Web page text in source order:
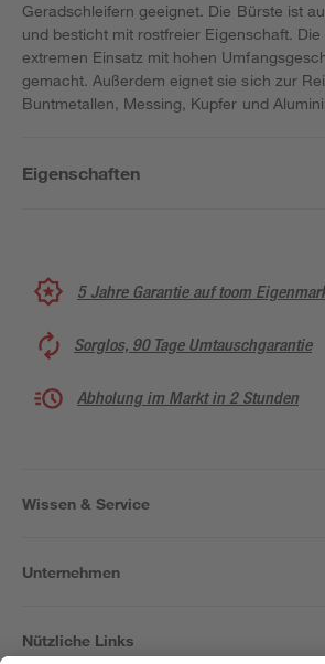
Geradschleifern geeignet. Die Bürste ist
und besticht mit rostfreier Eigenschaft.
extremen Einsatz mit hohen
gemacht. Außerdem eignet sie sich zur
Buntmetallen, Messing, Kupfer und
Eigenschaften
5 Jahre Garantie auf toom
Sorglos, 90 Tage Umtauschgarantie
Abholung im Markt in 2 Stunden
Wissen & Service
Unternehmen
Nützliche Links